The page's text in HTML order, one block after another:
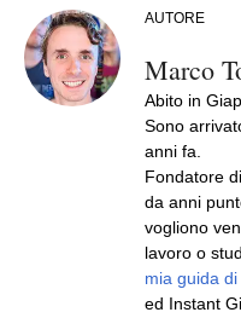
AUTORE
Marco
Abito in
Sono
anni fa.
Fondatore
da anni
vogliono
lavoro o
mia guida
ed Instant